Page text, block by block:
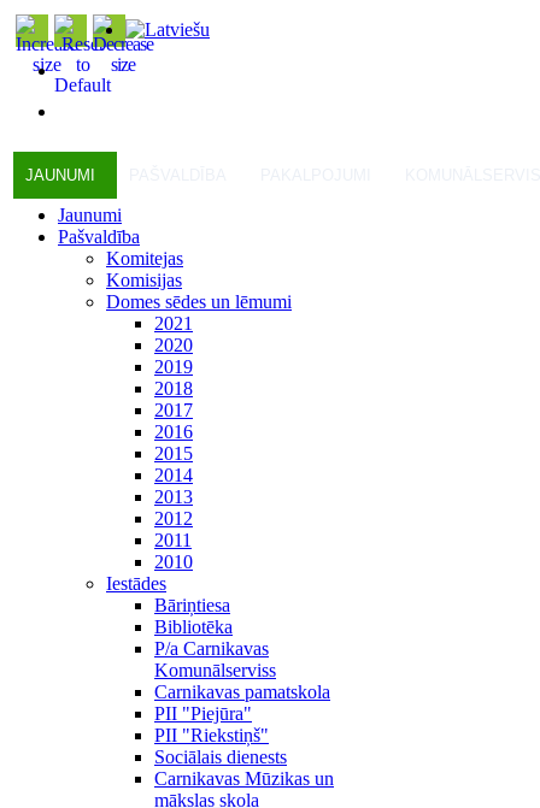
JAUNUMI
Jaunumi
Pašvaldība
Komitejas
Komisijas
Domes sēdes un lēmumi
2021
2020
2019
2018
2017
2016
2015
2014
2013
2012
2011
2010
Iestādes
Bāriņtiesa
Bibliotēka
P/a Carnikavas
Komunālserviss
Carnikavas pamatskola
PII "Piejūra"
PII "Riekstiņš"
Sociālais dienests
Carnikavas Mūzikas un
mākslas skola